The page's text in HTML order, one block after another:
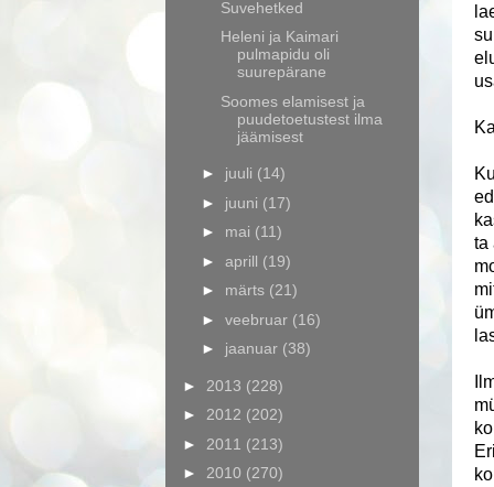
ta
Suvehetked
Heleni ja Kaimari
pulmapidu oli
suurepärane
Soomes elamisest ja
puudetoetustest ilma
jäämisest
► juuli (14)
► juuni (17)
► mai (11)
► aprill (19)
► märts (21)
► veebruar (16)
► jaanuar (38)
► 2013 (228)
► 2012 (202)
► 2011 (213)
► 2010 (270)